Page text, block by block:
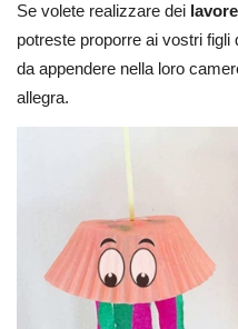
Se volete realizzare dei
potreste proporre ai vostri
da appendere nella loro
allegra.